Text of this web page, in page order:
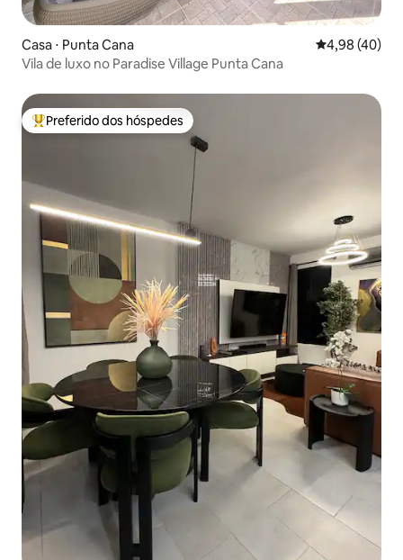
Casa ⋅ Punta Cana 4,98 de uma
4,98 (40)
Vila de luxo no Paradise Village Punta Cana
Entre os melhores preferidos dos hóspedes
Preferido dos hóspedes